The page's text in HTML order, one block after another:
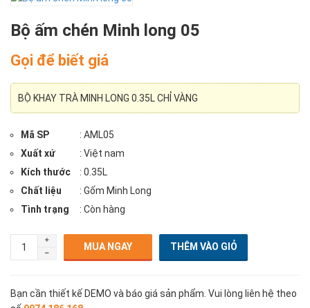
Bộ ấm chén Minh long 05
Gọi để biết giá
BỘ KHAY TRÀ MINH LONG 0.35L CHỈ VÀNG
Mã SP
: AML05
Xuất xứ
: Việt nam
Kích thước
: 0.35L
Chất liệu
: Gốm Minh Long
Tình trạng
: Còn hàng
MUA NGAY
Bạn cần thiết kế DEMO và báo giá sản phẩm. Vui lòng liên hệ theo